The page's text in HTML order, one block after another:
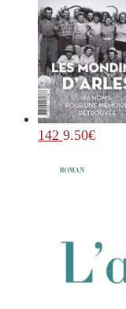
142 9.50€